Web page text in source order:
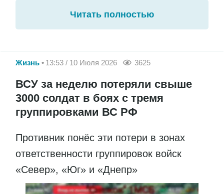
Читать полностью
Жизнь 13:53 / 10 Июля 2026 3625
ВСУ за неделю потеряли свыше
3000 солдат в боях с тремя
группировками ВС РФ
Противник понёс эти потери в зонах
ответственности группировок войск
«Север», «Юг» и «Днепр»